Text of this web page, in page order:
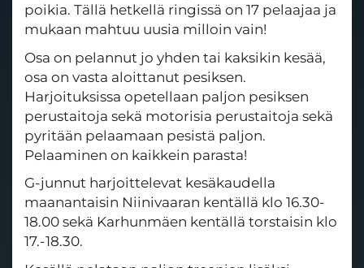
poikia. Tällä hetkellä ringissä on 17 pelaajaa ja
mukaan mahtuu uusia milloin vain!
Osa on pelannut jo yhden tai kaksikin kesää,
osa on vasta aloittanut pesiksen.
Harjoituksissa opetellaan paljon pesiksen
perustaitoja sekä motorisia perustaitoja sekä
pyritään pelaamaan pesistä paljon.
Pelaaminen on kaikkein parasta!
G-junnut harjoittelevat kesäkaudella
maanantaisin Niinivaaran kentällä klo 16.30-
18.00 sekä Karhunmäen kentällä torstaisin klo
17.-18.30.